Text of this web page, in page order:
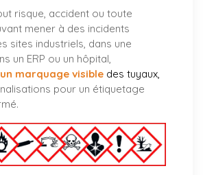
risque, accident ou toute
mener à des incidents
sites industriels, dans une
un ERP ou un hôpital,
marquage visible des tuyaux,
pour un étiquetage